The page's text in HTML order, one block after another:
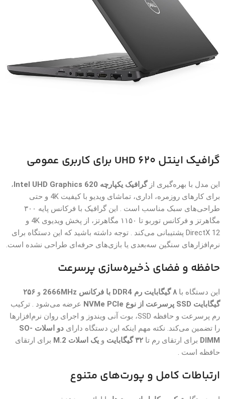
گرافیک اینتل UHD 620 برای کاربری عمومی
این مدل با بهره‌گیری ازگرافیک یکپارچه Intel UHD Graphics 620
،
برای کارهای روزمره، اداری، تماشای ویدیو با کیفیت 4K و حتی
طراحی‌های سبک مناسب است . این گرافیک با فرکانس پایه ۳۰۰
مگاهرتز و فرکانس توربو تا ۱۱۵۰ مگاهرتز، از پخش ویدیوی 4K و
DirectX 12 پشتیبانی می‌کند . توجه داشته باشید که این دستگاه برای
نرم‌افزارهای سنگین سه‌بعدی یا بازی‌های حرفه‌ای طراحی نشده است.
حافظه و فضای ذخیره‌سازی پرسرعت
این دستگاه با۸ گیگابایت رم DDR4 با فرکانس 2666MHz و ۲۵۶
گیگابایت SSD پرسرعت از نوع NVMe PCIe
عرضه می‌شود . ترکیب
رم پرسرعت و حافظه SSD، بوت آنی ویندوز و اجرای روان نرم‌افزارها
را تضمین می‌کند. نکته مهم اینکه این دستگاه دارای
دو اسلات SO-
DIMM برای ارتقای رم تا ۳۲ گیگابایت و یک اسلات M.2
برای ارتقای
حافظه است .
ارتباطات کامل و پورت‌های متنوع